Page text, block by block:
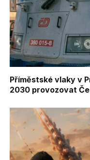
Příměstské vlaky v
2030 provozovat